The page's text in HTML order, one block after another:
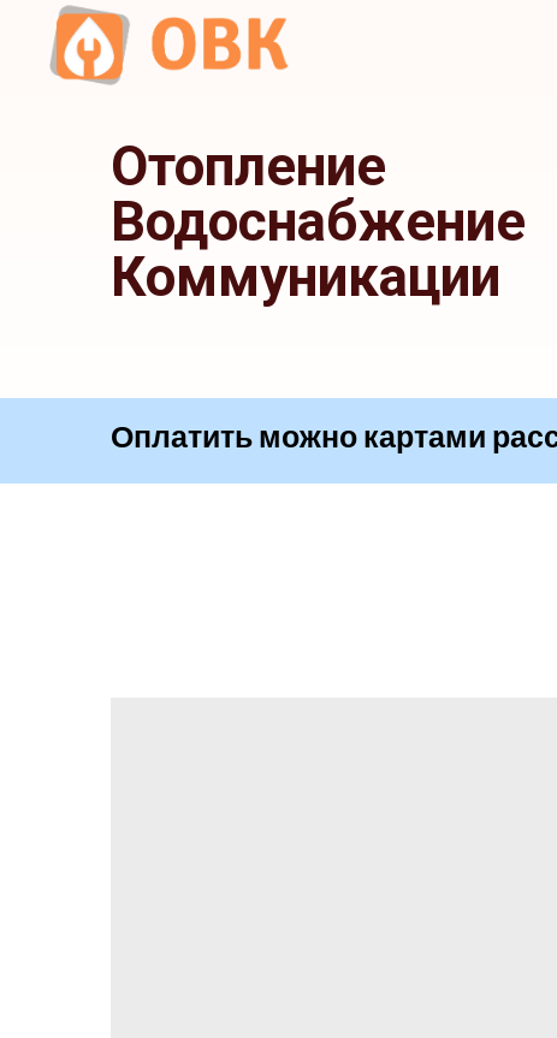
Отопление
Водоснабжение
Коммуникации
Оплатить можно картами